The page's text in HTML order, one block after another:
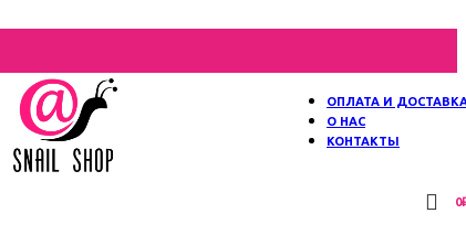
ОПЛАТА И
О НАС
КОНТАКТЫ
0